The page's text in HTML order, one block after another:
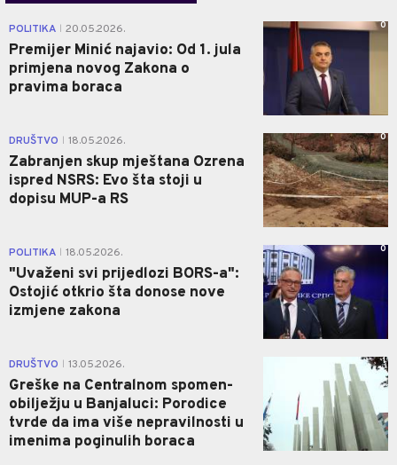
POLITIKA 20.05.2026.
Premijer Minić najavio: Od 1. jula
primjena novog Zakona o
pravima boraca
0
DRUŠTVO 18.05.2026.
Zabranjen skup mještana Ozrena
ispred NSRS: Evo šta stoji u
dopisu MUP-a RS
0
POLITIKA 18.05.2026.
"Uvaženi svi prijedlozi BORS-a":
Ostojić otkrio šta donose nove
izmjene zakona
0
DRUŠTVO 13.05.2026.
Greške na Centralnom spomen-
obilježju u Banjaluci: Porodice
tvrde da ima više nepravilnosti u
imenima poginulih boraca
1